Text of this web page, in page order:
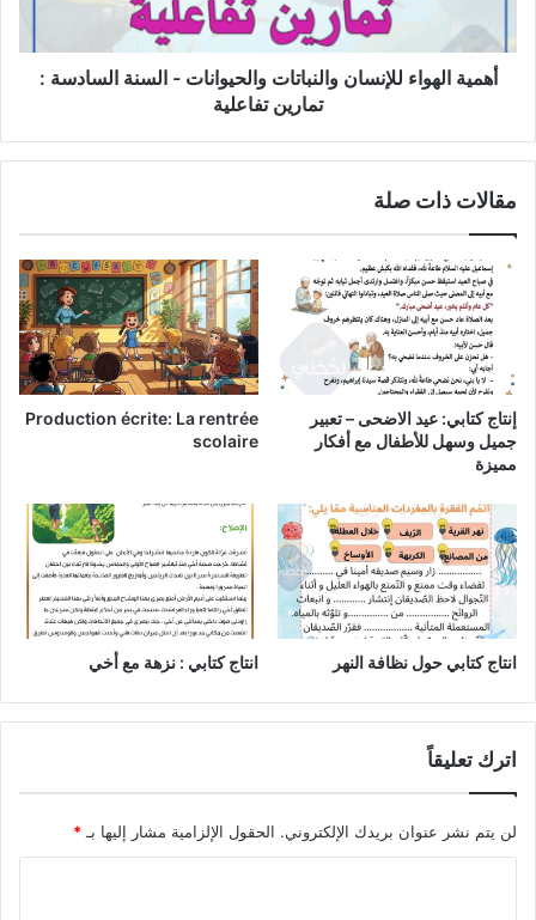
السادسة
:
تمارين
أهمية الهواء للإنسان والنباتات والحيوانات - السنة السادسة :
تمارين تفاعلية
مقالات ذات صلة
إنتاج كتابي: عيد الاضحى – تعبير
جميل وسهل للأطفال مع أفكار
مميزة
Production écrite: La rentrée
scolaire
انتاج كتابي حول نظافة النهر انتاج كتابي : نزهة مع أخي
اترك تعليقاً
لن يتم نشر عنوان بريدك الإلكتروني. الحقول الإلزامية مشار إليها بـ *